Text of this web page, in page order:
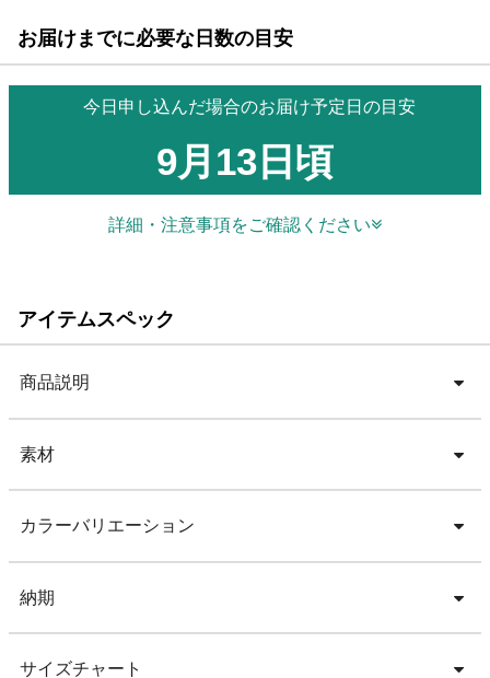
お届けまでに必要な日数の目安
今日申し込んだ場合のお届け予定日の目安
9月13日頃
詳細・注意事項をご確認ください
アイテムスペック
商品説明
素材
カラーバリエーション
納期
サイズチャート